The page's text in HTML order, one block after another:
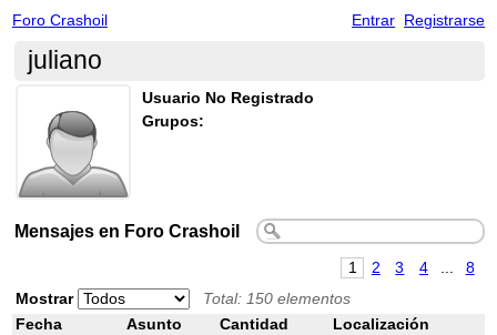
Foro Crashoil Entrar Registrarse
juliano
Usuario No Registrado
Grupos:
Mensajes en Foro Crashoil
1 2 3 4
8
Mostrar
Total: 150 elementos
Fecha
Asunto Cantidad
Localización